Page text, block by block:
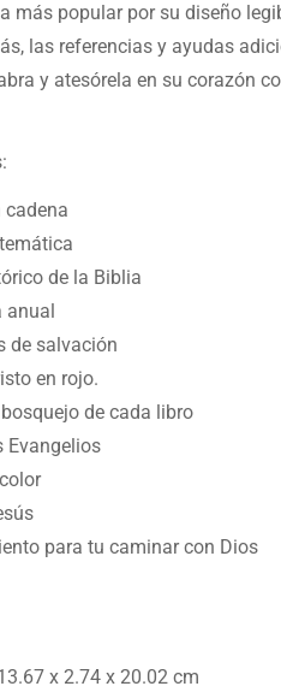
más popular por su diseño
las referencias y ayudas
y atesórela en su corazón
cadena
de la Biblia
anual
de salvación
en rojo.
de cada libro
Evangelios
para tu caminar con Dios
x 2.74 x 20.02 cm